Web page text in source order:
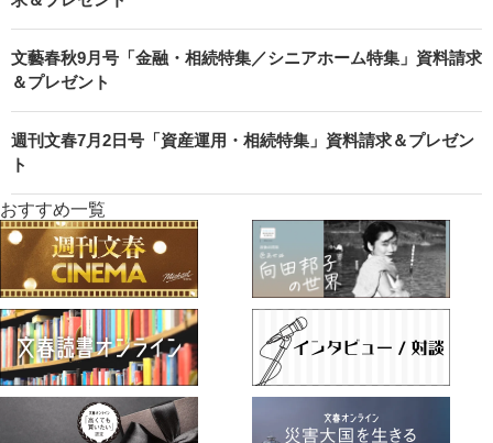
文藝春秋9月号「金融・相続特集／シニアホーム特集」資料請求
＆プレゼント
週刊文春7月2日号「資産運用・相続特集」資料請求＆プレゼン
ト
おすすめ一覧